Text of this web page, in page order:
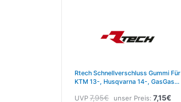
Rtech Schnellverschluss Gummi Für
KTM 13-, Husqvarna 14-, GasGas
UVP7,95€ unser Preis: 7,15€